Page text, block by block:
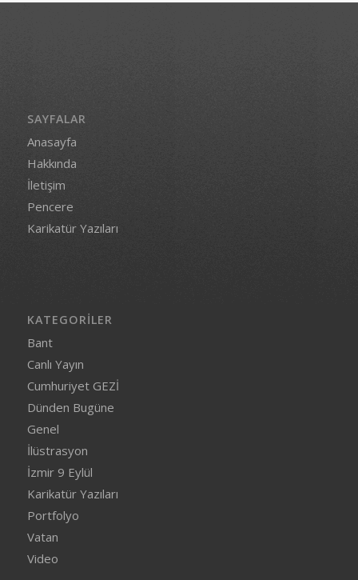
SAYFALAR
Anasayfa
Hakkında
İletişim
Pencere
Karikatür Yazıları
KATEGORILER
Bant
Canlı Yayın
Cumhuriyet GEZİ
Dünden Bugüne
Genel
İlüstrasyon
İzmir 9 Eylül
Karikatür Yazıları
Portfolyo
Vatan
Video